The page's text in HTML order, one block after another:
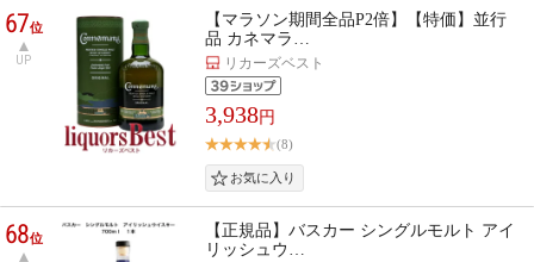
67位
UP
【マラソン期間全品P2倍】【特価】並行
品 カネマラ…
リカーズベスト
3,938円
(8)
68位
【正規品】バスカー シングルモルト アイ
リッシュウ…